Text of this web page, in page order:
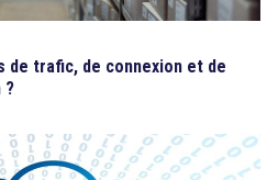
de trafic, de connexion et de
?